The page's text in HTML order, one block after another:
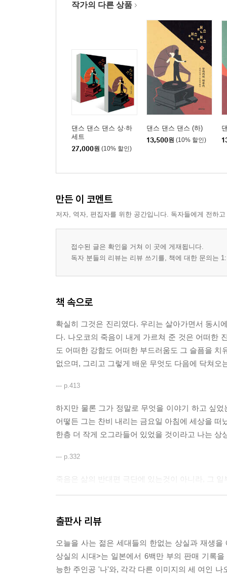
작가의 다른 상품
댄스 댄스 댄스 상·하
세트
27,000원 (10% 할인)
댄스 댄스 댄스 (하)
13,500원 (10% 할인)
만든 이 코멘트
저자, 역자, 편집자를 위한 공간입니다. 독자들에게 전하
접수된 글은 확인을 거쳐 이 곳에 게재됩니다.
독자 분들의 리뷰는 리뷰 쓰기를, 책에 대한 문의는
책 속으로
확실히 그것은 진리였다. 우리는 살아가면서 동시
다. 나오코의 죽음이 내게 가르쳐 준 것은 어떠한
도 어떠한 강함도 어떠한 부드러움도 그 슬픔을
없으며, 그리고 그렇게 배운 무엇도 다음에 닥쳐
--- p.413
하지만 물론 그가 정말로 무엇을 이야기 하고 싶
어떻든 그는 찬비 내리는 금요일 아침에 세상을
한층 더 작게 오그라들어 있었을 것이라고 나는
--- p.332
죽음은 삶의 반대편 극단에 있는것이 아니라, 그
귀에 거머쥐게 된다. 그러나 거꾸로 말하면, 죽음
그러나 기즈키가 죽은 밤을 경계선으로 하여, 나
의 반대편 저쪽에 있는 존재 따위가 아니었다. 죽
각할 수가 없는 것이다. 열일곱 살의 5월 어느 날
출판사 리뷰
오늘을 사는 젊은 세대들의 한없는 상실과 재생
상실의 시대>는 일본에서 6백만 부의 판매 기록
능한 주인공 '나'와, 각각 다른 이미지의 세 여인